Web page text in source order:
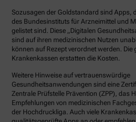
Sozusagen der Goldstandard sind Apps,
des Bundesinstituts für Arzneimittel und
gelistet sind. Diese „Digitalen
sind auf ihren medizinischen Nutzen
können auf Rezept verordnet werden. Die
Krankenkassen erstatten die Kosten.
Weitere Hinweise auf vertrauenswürdige
Gesundheitsanwendungen sind eine
Zentrale Prüfstelle Prävention (ZPP), das
Empfehlungen von medizinischen
der Hochdruckliga. Auch viele